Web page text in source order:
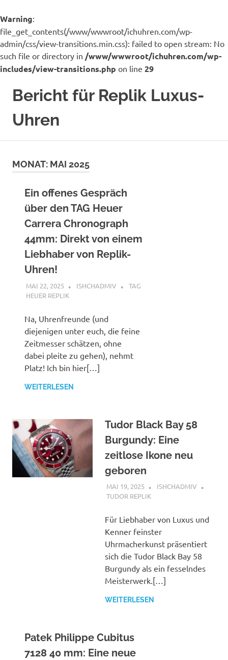
Warning:
file_get_contents(/www/wwwroot/ichuhren.com/wp-
admin/css/view-transitions.min.css): failed to open stream: No
such file or directory in /www/wwwroot/ichuhren.com/wp-
includes/view-transitions.php on line 29
InhaltBericht für Replik Luxus-
Uhren
Uhrenhändler
viele
Uhren
Replik
Rolex,
Heuer,
Hublot,
MONAT: MAI 2025
Ein offenes Gespräch
über den TAG Heuer
Carrera Chronograph
44mm: Direkt von einem
Liebhaber von Replik-
Uhren!
MAI 22, 2025 ISHCHADMIV
TAG
HEUER REPLIK
Na, Uhrenfreunde (und
diejenigen unter euch, die feine
Zeitmesser schätzen, ohne
dabei pleite zu gehen), nehmt
Platz! Ich bin hier[…]
WEITERLESEN
Tudor Black Bay 58
Burgundy: Eine
zeitlose Ikone neu
geboren
MAI 19, 2025
ISHCHADMIV
TUDOR REPLIK
Für Liebhaber von Luxus und
Kenner feinster
Uhrmacherkunst präsentiert
sich die Tudor Black Bay 58
Burgundy als ein fesselndes
Meisterwerk.[…]
WEITERLESEN
Patek Philippe Cubitus
7128 40 mm: Eine neue